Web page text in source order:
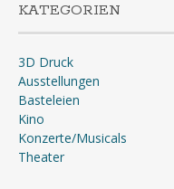
KATEGORIEN
3D Druck
Ausstellungen
Basteleien
Kino
Konzerte/Musicals
Theater